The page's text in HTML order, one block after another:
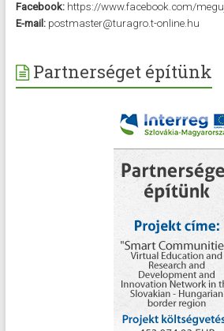
Facebook:https://www.facebook.com/
E-mail: postmaster@turagro.t-online.hu
Partnerséget építünk